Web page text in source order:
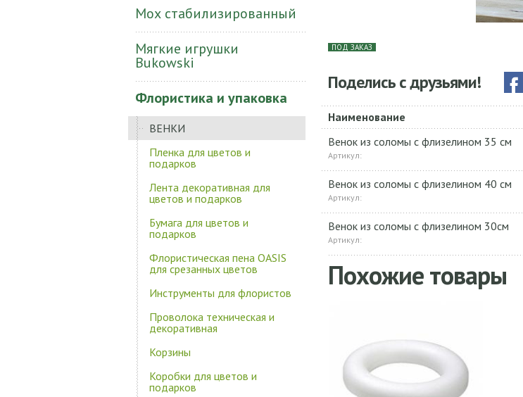
Мох стабилизированный
Мягкие игрушки
Bukowski
Флористика и упаковка
ВЕНКИ
Пленка для цветов и
подарков
Лента декоративная для
цветов и подарков
Бумага для цветов и
подарков
Флористическая пена OASIS
для срезанных цветов
Инструменты для флористов
Проволока техническая и
декоративная
Корзины
Коробки для цветов и
подарков
ПОД ЗАКАЗ
Поделись с друзьями!
Наименование
Венок из соломы с флизелином 35 см
Артикул:
Венок из соломы с флизелином 40 см
Артикул:
Венок из соломы с флизелином 30см
Артикул:
Похожие товары